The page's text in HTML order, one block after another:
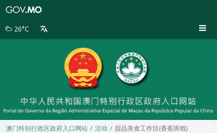
别
26°C
澳门特别行政区政府入口网站 活动 甜品美食工作坊(香蕉班戟)